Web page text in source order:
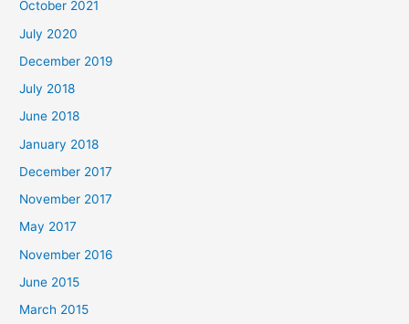
October 2021
July 2020
December 2019
July 2018
June 2018
January 2018
December 2017
November 2017
May 2017
November 2016
June 2015
March 2015